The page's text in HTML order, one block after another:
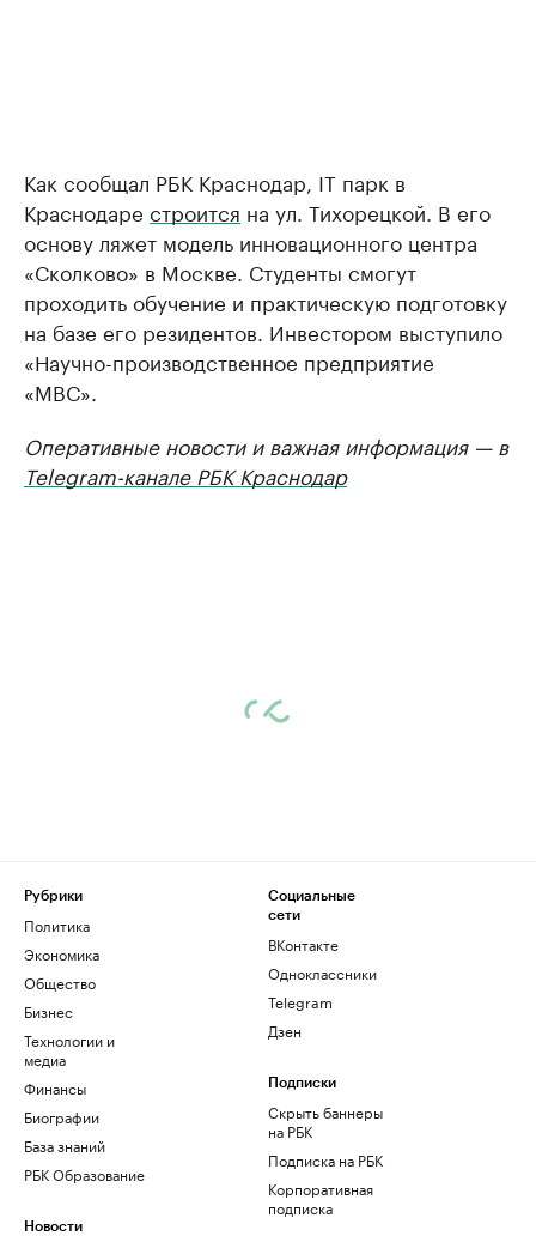
Как сообщал РБК Краснодар, IT парк в
Краснодаре строится на ул. Тихорецкой. В его
основу ляжет модель инновационного центра
«Сколково» в Москве. Студенты смогут
проходить обучение и практическую подготовку
на базе его резидентов. Инвестором выступило
«Научно-производственное предприятие
«МВС».
Оперативные новости и важная информация — в
Telegram-канале РБК Краснодар
Рубрики
Политика
Экономика
Общество
Бизнес
Технологии и
медиа
Финансы
Биографии
База знаний
РБК Образование
Новости
Социальные
сети
ВКонтакте
Одноклассники
Telegram
Дзен
Подписки
Скрыть баннеры
на РБК
Подписка на РБК
Корпоративная
подписка